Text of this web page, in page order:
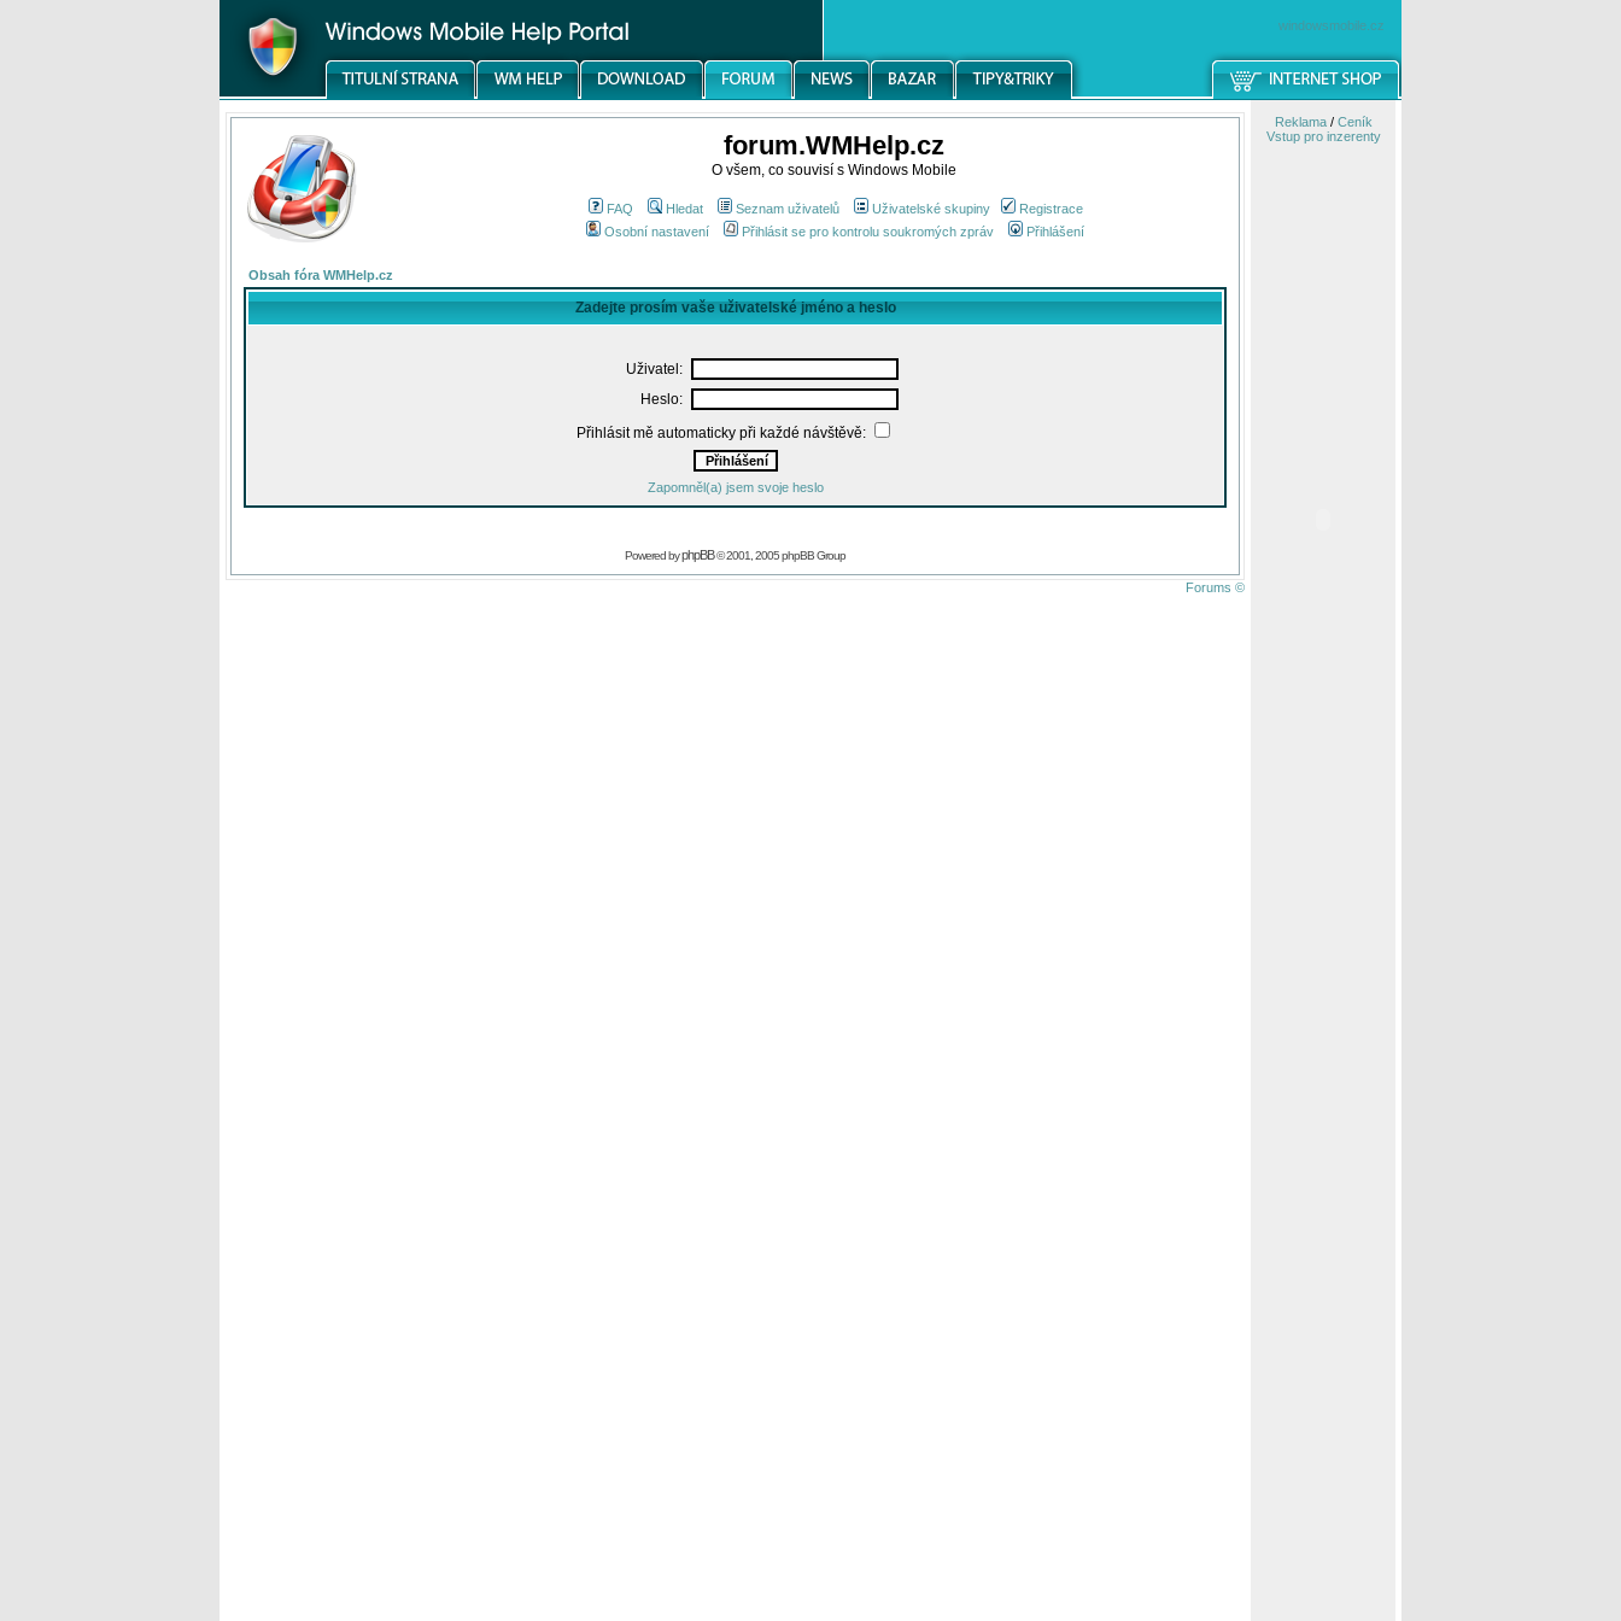
windowsmobile.cz
forum.WMHelp.cz
O všem, co souvisí s Windows Mobile
FAQ Hledat Seznam uživatelů Uživatelské skupiny
Registrace
Osobní nastavení
Přihlásit se pro kontrolu soukromých zpráv Přihlášení
Obsah fóra WMHelp.cz
Zadejte prosím vaše uživatelské jméno a heslo
Uživatel:
Heslo:
Přihlásit mě automaticky při každé návštěvě:
Zapomněl(a) jsem svoje heslo
Powered byphpBB© 2001, 2005 phpBB Group
Forums ©
Reklama/ Ceník
Vstup pro inzerenty